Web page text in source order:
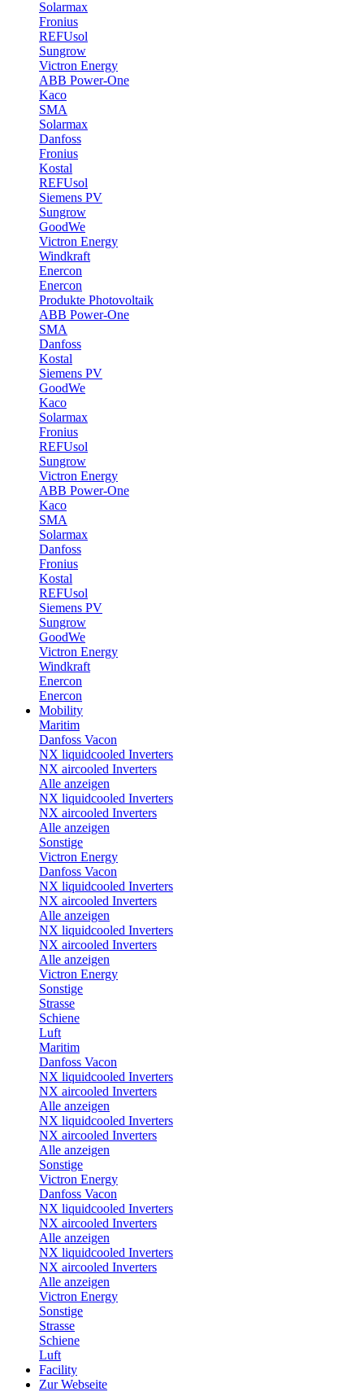
Solarmax
Fronius
REFUsol
Sungrow
Victron Energy
ABB Power-One
Kaco
SMA
Solarmax
Danfoss
Fronius
Kostal
REFUsol
Siemens PV
Sungrow
GoodWe
Victron Energy
Windkraft
Enercon
Enercon
Produkte Photovoltaik
ABB Power-One
SMA
Danfoss
Kostal
Siemens PV
GoodWe
Kaco
Solarmax
Fronius
REFUsol
Sungrow
Victron Energy
ABB Power-One
Kaco
SMA
Solarmax
Danfoss
Fronius
Kostal
REFUsol
Siemens PV
Sungrow
GoodWe
Victron Energy
Windkraft
Enercon
Enercon
Mobility
Maritim
Danfoss Vacon
NX liquidcooled Inverters
NX aircooled Inverters
Alle anzeigen
NX liquidcooled Inverters
NX aircooled Inverters
Alle anzeigen
Sonstige
Victron Energy
Danfoss Vacon
NX liquidcooled Inverters
NX aircooled Inverters
Alle anzeigen
NX liquidcooled Inverters
NX aircooled Inverters
Alle anzeigen
Victron Energy
Sonstige
Strasse
Schiene
Luft
Maritim
Danfoss Vacon
NX liquidcooled Inverters
NX aircooled Inverters
Alle anzeigen
NX liquidcooled Inverters
NX aircooled Inverters
Alle anzeigen
Sonstige
Victron Energy
Danfoss Vacon
NX liquidcooled Inverters
NX aircooled Inverters
Alle anzeigen
NX liquidcooled Inverters
NX aircooled Inverters
Alle anzeigen
Victron Energy
Sonstige
Strasse
Schiene
Luft
Facility
Zur Webseite